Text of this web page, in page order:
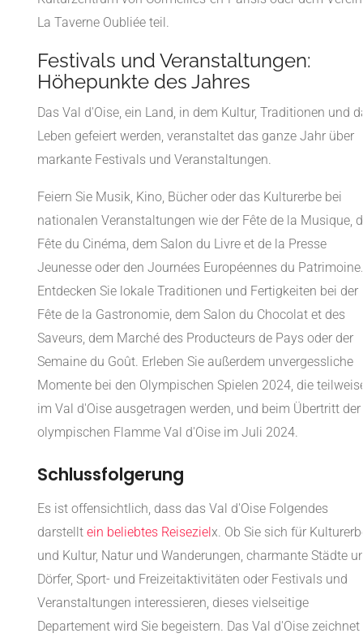
La Taverne Oubliée teil.
Festivals und Veranstaltungen:
Höhepunkte des Jahres
Das Val d'Oise, ein Land, in dem Kultur, Traditionen und
Leben gefeiert werden, veranstaltet das ganze Jahr über
markante Festivals und Veranstaltungen.
Feiern Sie Musik, Kino, Bücher oder das Kulturerbe bei
nationalen Veranstaltungen wie der Fête de la Musique,
Fête du Cinéma, dem Salon du Livre et de la Presse
Jeunesse oder den Journées Européennes du Patrimoine.
Entdecken Sie lokale Traditionen und Fertigkeiten bei der
Fête de la Gastronomie, dem Salon du Chocolat et des
Saveurs, dem Marché des Producteurs de Pays oder der
Semaine du Goût. Erleben Sie außerdem unvergessliche
Momente bei den Olympischen Spielen 2024, die
im Val d'Oise ausgetragen werden, und beim Übertritt der
olympischen Flamme Val d'Oise im Juli 2024.
Schlussfolgerung
Es ist offensichtlich, dass das Val d'Oise Folgendes
darstellt ein beliebtes Reisezielx. Ob Sie sich für
und Kultur, Natur und Wanderungen, charmante Städte
Dörfer, Sport- und Freizeitaktivitäten oder Festivals und
Veranstaltungen interessieren, dieses vielseitige
Departement wird Sie begeistern. Das Val d'Oise zeichnet